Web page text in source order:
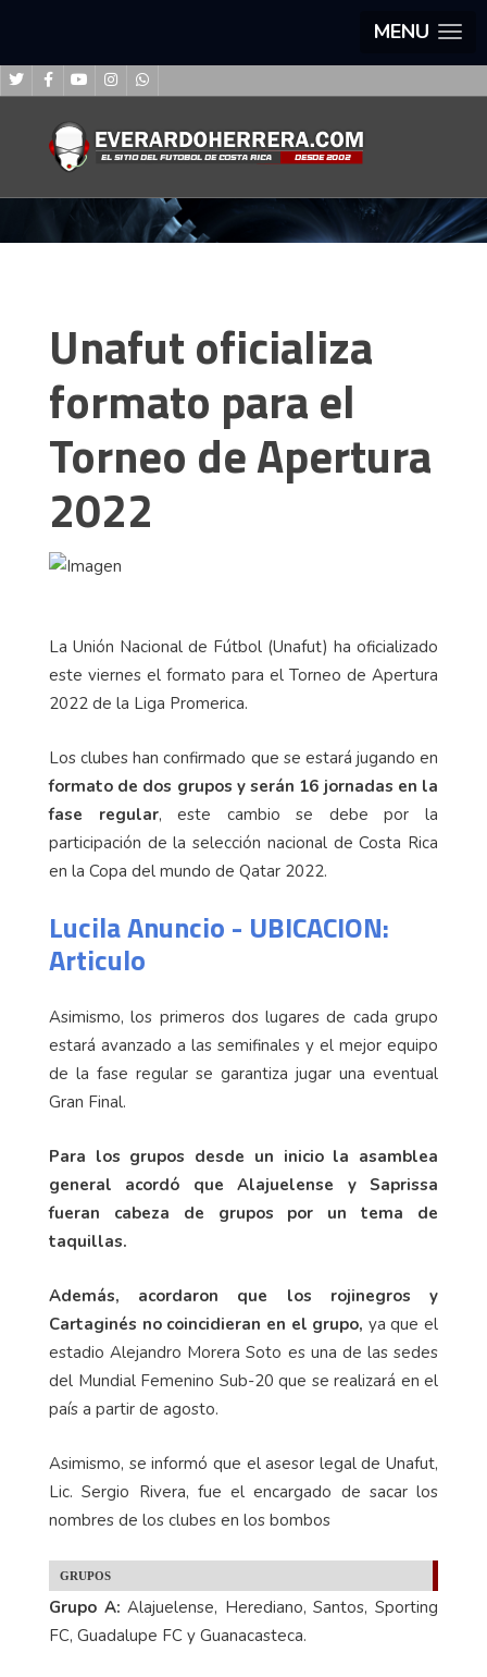
MENU
Unafut oficializa
formato para el
Torneo de Apertura
2022
La Unión Nacional de Fútbol (Unafut) ha oficializado
este viernes el formato para el Torneo de Apertura
2022 de la Liga Promerica.
Los clubes han confirmado que se estará jugando en
formato de dos grupos y serán 16 jornadas en la
fase regular, este cambio se debe por la
participación de la selección nacional de Costa Rica
en la Copa del mundo de Qatar 2022.
Lucila Anuncio - UBICACION:
Articulo
Asimismo, los primeros dos lugares de cada grupo
estará avanzado a las semifinales y el mejor equipo
de la fase regular se garantiza jugar una eventual
Gran Final.
Para los grupos desde un inicio la asamblea
general acordó que Alajuelense y Saprissa
fueran cabeza de grupos por un tema de
taquillas.
Además, acordaron que los rojinegros y
Cartaginés no coincidieran en el grupo, ya que el
estadio Alejandro Morera Soto es una de las sedes
del Mundial Femenino Sub-20 que se realizará en el
país a partir de agosto.
Asimismo, se informó que el asesor legal de Unafut,
Lic. Sergio Rivera, fue el encargado de sacar los
nombres de los clubes en los bombos
GRUPOS
Grupo A: Alajuelense, Herediano, Santos, Sporting
FC, Guadalupe FC y Guanacasteca.